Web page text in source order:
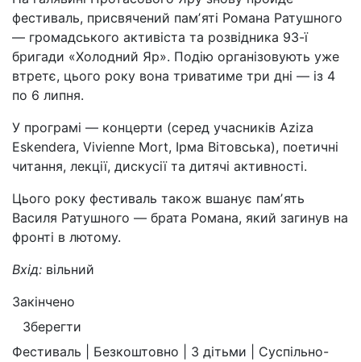
фестиваль, присвячений памʼяті Романа Ратушного
— громадського активіста та розвідника 93-ї
бригади «Холодний Яр». Подію організовують уже
втретє, цього року вона триватиме три дні — із 4
по 6 липня.
У програмі — концерти (серед учасників Aziza
Eskendera, Vivienne Mort, Ірма Вітовська), поетичні
читання, лекції, дискусії та дитячі активності.
Цього року фестиваль також вшанує памʼять
Василя Ратушного — брата Романа, який загинув на
фронті в лютому.
Вхід: вільний
Закінчено
Зберегти
Фестиваль | Безкоштовно | З дітьми | Суспільно-